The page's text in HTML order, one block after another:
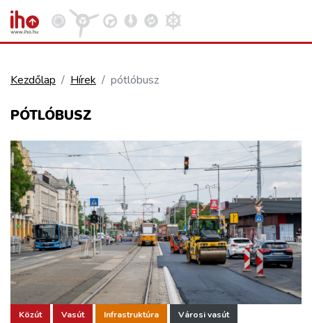
VASÚT
KÖZÚT
REPÜLÉS
KÖZLEKEDÉSFEJLESZTÉS
ELLÁTÁSI LÁNC
ZÖLDÚT
Kezdőlap Hírek pótlóbusz
PÓTLÓBUSZ
Közút Vasút Infrastruktúra Városi vasút